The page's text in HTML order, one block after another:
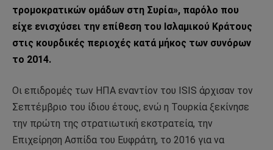
τρομοκρατικών ομάδων στη Συρία», παρόλο που
είχε ενισχύσει την επίθεση του Ισλαμικού Κράτους
στις κουρδικές περιοχές κατά μήκος των συνόρων
το 2014.
Οι επιδρομές των ΗΠΑ εναντίον του ISIS άρχισαν τον
Σεπτέμβριο του ίδιου έτους, ενώ η Τουρκία ξεκίνησε
την πρώτη της στρατιωτική εκστρατεία, την
Επιχείρηση Ασπίδα του Ευφράτη, το 2016 για να